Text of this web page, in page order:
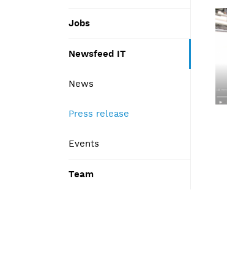
Jobs
Newsfeed IT
News
Press release
Events
Team